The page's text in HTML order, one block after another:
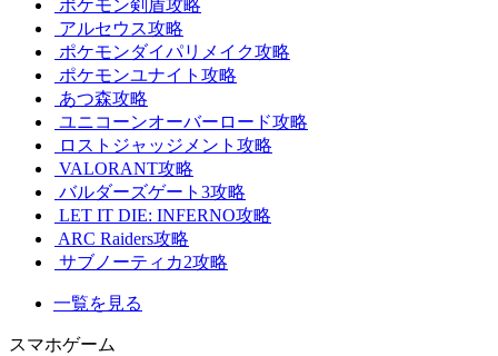
ポケモン剣盾攻略
アルセウス攻略
ポケモンダイパリメイク攻略
ポケモンユナイト攻略
あつ森攻略
ユニコーンオーバーロード攻略
ロストジャッジメント攻略
VALORANT攻略
バルダーズゲート3攻略
LET IT DIE: INFERNO攻略
ARC Raiders攻略
サブノーティカ2攻略
一覧を見る
スマホゲーム